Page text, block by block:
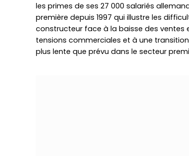
les primes de ses 27 000 salariés
première depuis 1997 qui illustre les
constructeur face à la baisse des ventes
tensions commerciales et à une
plus lente que prévu dans le secteur